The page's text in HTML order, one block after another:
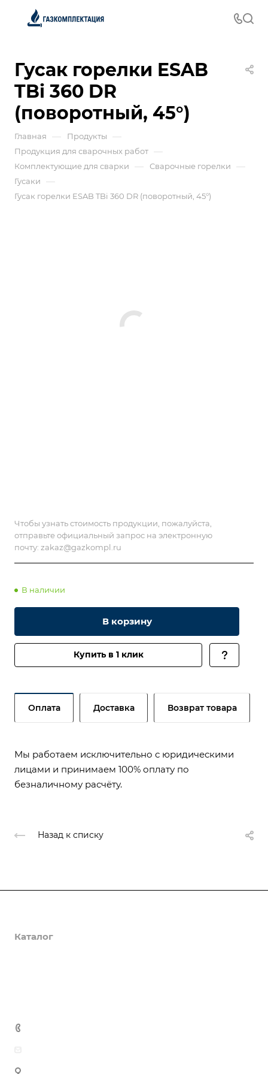
Гусак горелки ESAB
TBi 360 DR
(поворотный, 45°)
Главная — Продукты —
Продукция для сварочных работ —
Комплектующие для сварки — Сварочные горелки —
Гусаки —
Гусак горелки ESAB TBi 360 DR (поворотный, 45°)
Чтобы узнать стоимость продукции, пожалуйста,
отправьте официальный запрос на электронную
почту: zakaz@gazkompl.ru
В наличии
В корзину
Купить в 1 клик
Оплата Доставка Возврат товара
Мы работаем исключительно с юридическими
лицами и принимаем 100% оплату по
безналичному расчёту.
Назад к списку
Каталог